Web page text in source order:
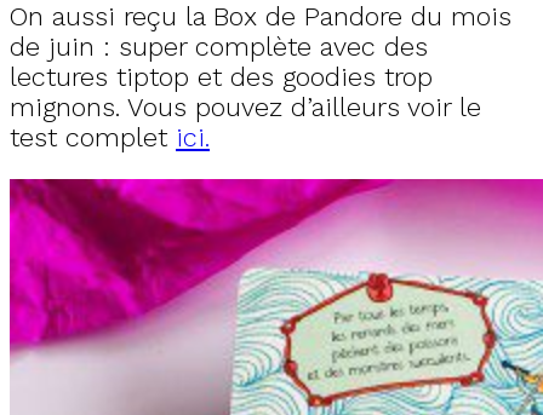
On aussi reçu la Box de Pandore du mois
de juin : super complète avec des
lectures tiptop et des goodies trop
mignons. Vous pouvez d’ailleurs voir le
test complet ici.